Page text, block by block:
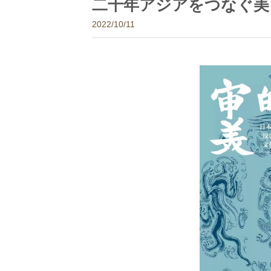
二千年アジアをつなぐ
2022/10/11